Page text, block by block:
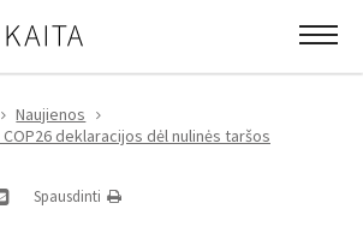
Naujienos
deklaracijos dėl nulinės taršos
Spausdinti